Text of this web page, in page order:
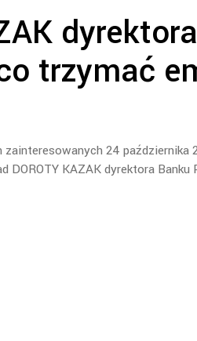
trzymać
24 października
DOROTY KAZAK dyrektora